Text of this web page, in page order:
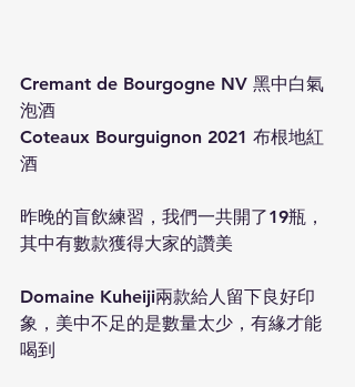
Cremant de Bourgogne NV 黑中白氣
泡酒
Coteaux Bourguignon 2021 布根地紅
酒
昨晚的盲飲練習，我們一共開了19瓶，
其中有數款獲得大家的讚美
Domaine Kuheiji兩款給人留下良好印
象，美中不足的是數量太少，有緣才能
喝到